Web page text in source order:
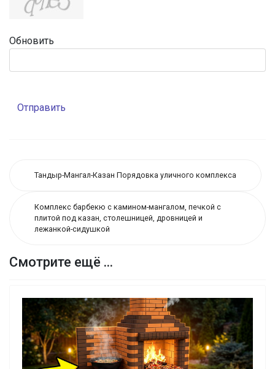
Обновить
Отправить
Тандыр-Мангал-Казан Порядовка уличного комплекса
Комплекс барбекю с камином-мангалом, печкой с
плитой под казан, столешницей, дровницей и
лежанкой-сидушкой
Смотрите ещё ...